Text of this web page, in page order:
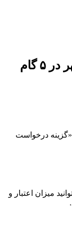
گام
درخواست
میزان اعتبار و